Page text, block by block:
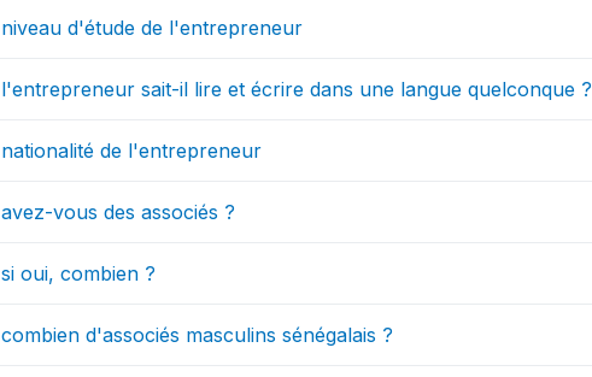
niveau d'étude de l'entrepreneur
l'entrepreneur sait-il lire et écrire dans une langue quelconque ?
nationalité de l'entrepreneur
avez-vous des associés ?
si oui, combien ?
combien d'associés masculins sénégalais ?